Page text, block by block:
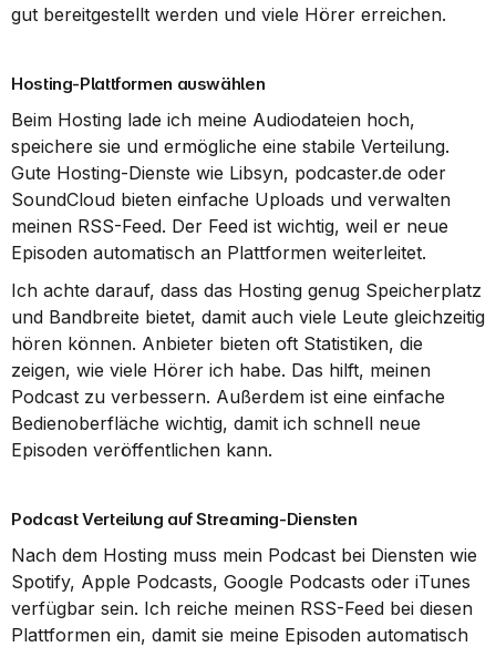
gut bereitgestellt werden und viele Hörer erreichen.
Hosting-Plattformen auswählen
Beim Hosting lade ich meine Audiodateien hoch,
speichere sie und ermögliche eine stabile Verteilung.
Gute Hosting-Dienste wie Libsyn, podcaster.de oder
SoundCloud bieten einfache Uploads und verwalten
meinen RSS-Feed. Der Feed ist wichtig, weil er neue
Episoden automatisch an Plattformen weiterleitet.
Ich achte darauf, dass das Hosting genug Speicherplatz
und Bandbreite bietet, damit auch viele Leute gleichzeitig
hören können. Anbieter bieten oft Statistiken, die
zeigen, wie viele Hörer ich habe. Das hilft, meinen
Podcast zu verbessern. Außerdem ist eine einfache
Bedienoberfläche wichtig, damit ich schnell neue
Episoden veröffentlichen kann.
Podcast Verteilung auf Streaming-Diensten
Nach dem Hosting muss mein Podcast bei Diensten wie
Spotify, Apple Podcasts, Google Podcasts oder iTunes
verfügbar sein. Ich reiche meinen RSS-Feed bei diesen
Plattformen ein, damit sie meine Episoden automatisch